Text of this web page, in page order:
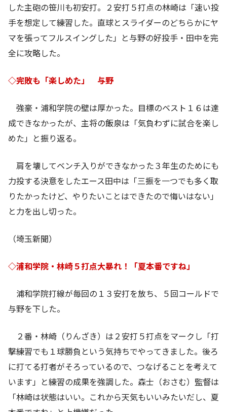
した主砲の笹川も初安打。２安打５打点の林崎は「速い投
手を想定して練習した。直球とスライダーのどちらかにヤ
マを張ってフルスイングした」と与野の好投手・田中を完
全に攻略した。
◇完敗も「楽しめた」 与野
強豪・浦和学院の壁は厚かった。目標のベスト１６は達
成できなかったが、主将の飯泉は「気負わずに試合を楽し
めた」と振り返る。
肩を壊してベンチ入りができなかった３年生のためにも
力投する決意をしたエース田中は「三振を一つでも多く取
りたかったけど、やりたいことはできたので悔いはない」
と力を出し切った。
（埼玉新聞）
◇浦和学院・林崎５打点大暴れ！「夏本番ですね」
浦和学院打線が毎回の１３安打を放ち、５回コールドで
与野を下した。
２番・林崎（りんざき）は２安打５打点をマークし「打
撃練習でも１球勝負という気持ちでやってきました。後ろ
に打てる打者がそろっているので、つなげることを考えて
います」と練習の成果を強調した。森士（おさむ）監督は
「林崎は状態はいい。これから天気もいいみたいだし、夏